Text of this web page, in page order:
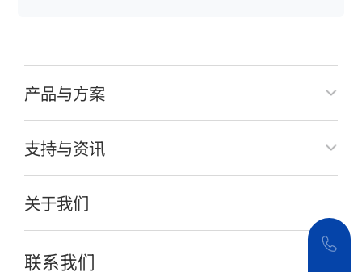
产品与方案
支持与资讯
关于我们
联系我们